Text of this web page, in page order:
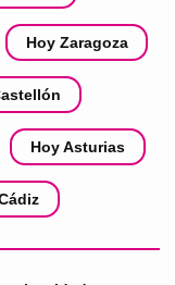
Hoy Zaragoza
Hoy Asturias